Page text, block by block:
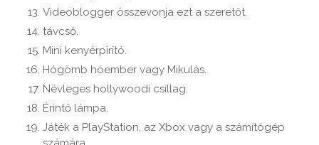
Videoblogger összevonja ezt a szeretőt.
távcső.
Mini kenyérpirító.
Hógömb hóember vagy Mikulás.
Névleges hollywoodi csillag.
Érintő lámpa.
Játék a PlayStation, az Xbox vagy a számítógép